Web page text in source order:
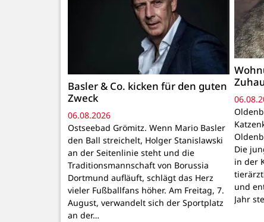
Basler & Co. kicken für den guten
Zweck
06.08.2026
Ostseebad Grömitz. Wenn Mario Basler
den Ball streichelt, Holger Stanislawski
an der Seitenlinie steht und die
Traditionsmannschaft von Borussia
Dortmund aufläuft, schlägt das Herz
vieler Fußballfans höher. Am Freitag, 7.
August, verwandelt sich der Sportplatz
an der…
Die
in der
und
Jahr